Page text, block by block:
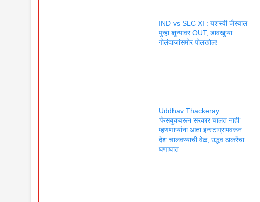
IND vs SLC XI : यशस्वी जैस्वाल
पुन्हा शून्यावर OUT; डावखुऱ्या
गोलंदाजांसमोर पोलखोल!
Uddhav Thackeray :
‘फेसबुकवरून सरकार चालत नाही’
म्हणणाऱ्यांना आता इन्स्टाग्रामवरून
देश चालवण्याची वेळ; उद्धव ठाकरेंचा
घणाघात